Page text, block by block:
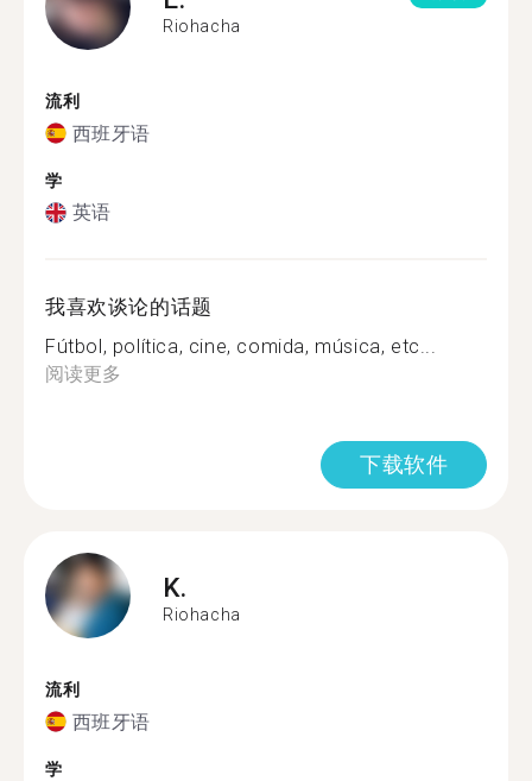
Riohacha
流利
西班牙语
学
英语
我喜欢谈论的话题
Fútbol, política, cine, comida, música, etc...
阅读更多
下载软件
K.
Riohacha
流利
西班牙语
学